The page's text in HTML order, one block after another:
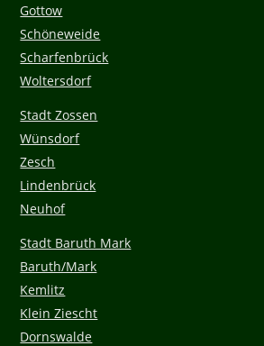
Gottow
Schöneweide
Scharfenbrück
Woltersdorf
Stadt Zossen
Wünsdorf
Zesch
Lindenbrück
Neuhof
Stadt Baruth Mark
Baruth/Mark
Kemlitz
Klein Ziescht
Dornswalde